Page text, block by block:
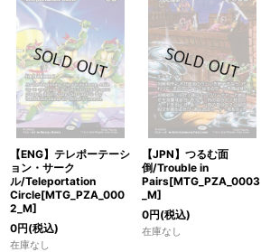
【ENG】テレポーテーシ
ョン・サーク
ル/Teleportation
Circle[MTG_PZA_000
2_M]
0円(税込)
在庫なし
【JPN】つるむ面
倒/Trouble in
Pairs[MTG_PZA_0003
_M]
0円(税込)
在庫なし